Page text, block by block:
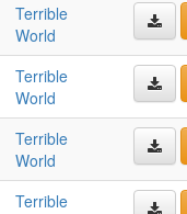
Terrible
World
Terrible
World
Terrible
World
Terrible